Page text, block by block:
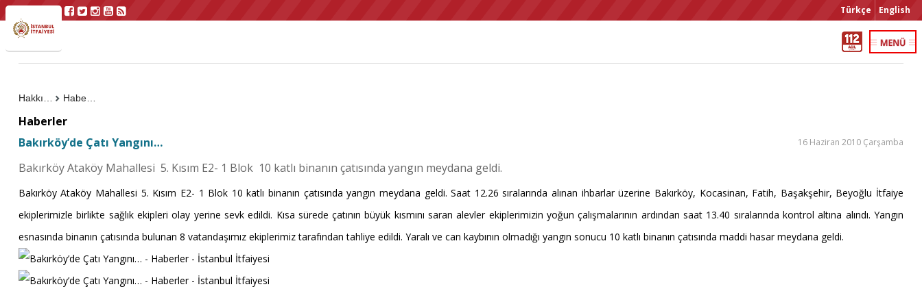
Türkçe English
Haberler
Haberler
Bakırköy’de Çatı Yangını…
16 Haziran 2010 Çarşamba
Bakırköy Ataköy Mahallesi 5. Kısım E2- 1 Blok 10 katlı binanın çatısında yangın meydana geldi.
Bakırköy Ataköy Mahallesi 5. Kısım E2- 1 Blok 10 katlı binanın çatısında yangın meydana geldi. Saat 12.26 sıralarında alınan ihbarlar üzerine Bakırköy, Kocasinan, Fatih, Başakşehir, Beyoğlu İtfaiye
ekiplerimizle birlikte sağlık ekipleri olay yerine sevk edildi. Kısa sürede çatının büyük kısmını saran alevler ekiplerimizin yoğun çalışmalarının ardından saat 13.40 sıralarında kontrol altına alındı. Yangın
esnasında binanın çatısında bulunan 8 vatandaşımız ekiplerimiz tarafından tahliye edildi. Yaralı ve can kaybının olmadığı yangın sonucu 10 katlı binanın çatısında maddi hasar meydana geldi.